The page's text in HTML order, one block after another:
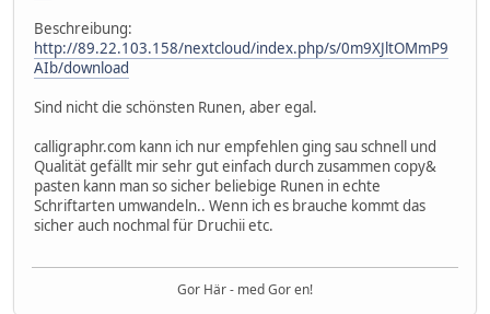
Beschreibung:
http://89.22.103.158/nextcloud/index.php/s/0m9XJltOMmP9
AIb/download
Sind nicht die schönsten Runen, aber egal.
calligraphr.com kann ich nur empfehlen ging sau schnell und
Qualität gefällt mir sehr gut einfach durch zusammen copy&
pasten kann man so sicher beliebige Runen in echte
Schriftarten umwandeln.. Wenn ich es brauche kommt das
sicher auch nochmal für Druchii etc.
Gor Här - med Gor en!